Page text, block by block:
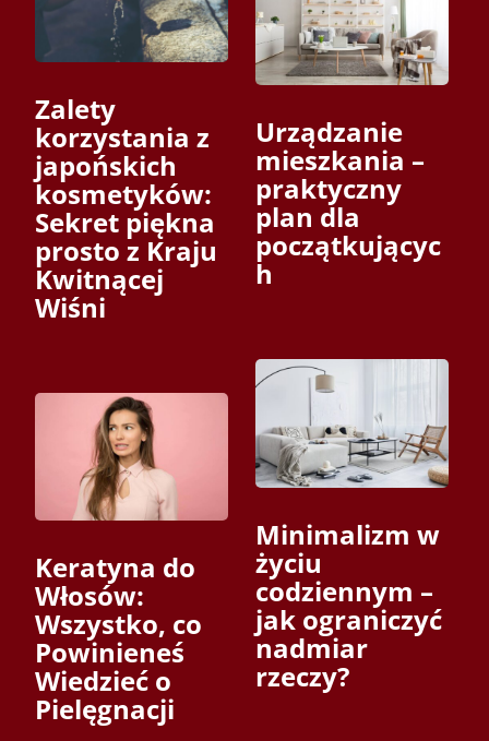
Zalety
korzystania z
japońskich
kosmetyków:
Sekret piękna
prosto z Kraju
Kwitnącej
Wiśni
Keratyna do
Włosów:
Wszystko, co
Powinieneś
Wiedzieć o
Pielęgnacji
Urządzanie
mieszkania –
praktyczny
plan dla
początkującyc
h
Minimalizm w
życiu
codziennym –
jak ograniczyć
nadmiar
rzeczy?